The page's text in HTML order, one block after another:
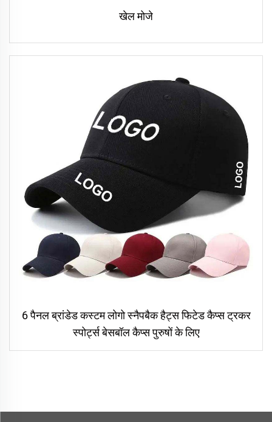
खेल मोजे
6 पैनल ब्रांडेड कस्टम लोगो स्नैपबैक हैट्स फिटेड कैप्स ट्रकर
स्पोर्ट्स बेसबॉल कैप्स पुरुषों के लिए